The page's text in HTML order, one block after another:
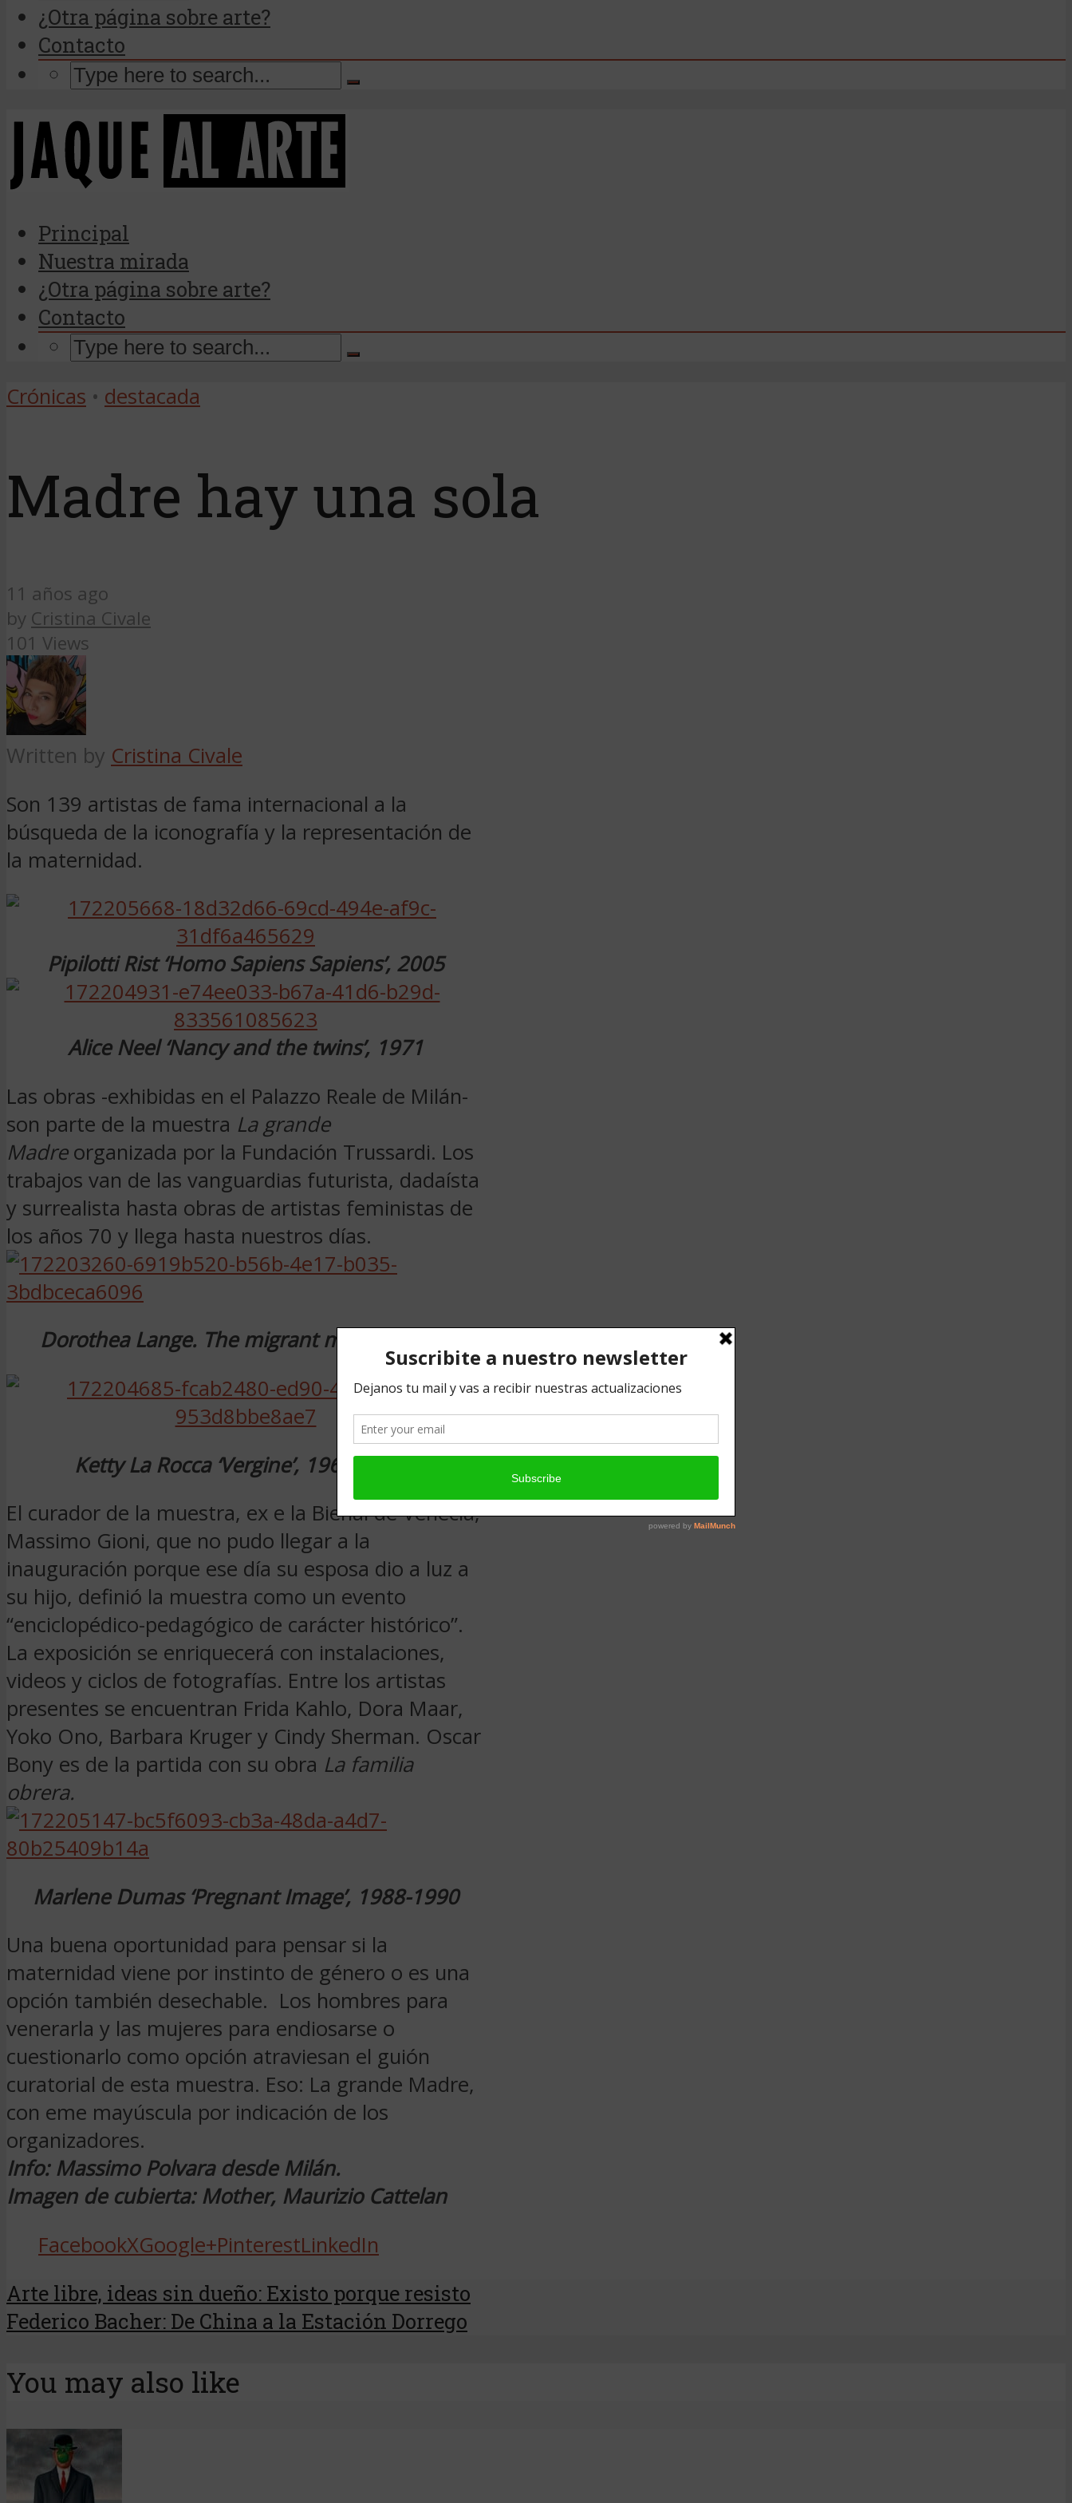
¿Otra página sobre arte?
Contacto
Principal
Nuestra mirada
¿Otra página sobre arte?
Contacto
Crónicas • destacada
Madre hay una sola
11 años ago
by Cristina Civale
101 Views
Written by Cristina Civale
Son 139 artistas de fama internacional a la
búsqueda de la iconografía y la representación de
la maternidad.
Pipilotti Rist ‘Homo Sapiens Sapiens’, 2005
Alice Neel ‘Nancy and the twins’, 1971
Las obras -exhibidas en el Palazzo Reale de Milán-
son parte de la muestra La grande
Madre organizada por la Fundación Trussardi. Los
trabajos van de las vanguardias futurista, dadaísta
y surrealista hasta obras de artistas feministas de
los años 70 y llega hasta nuestros días.
Dorothea Lange. The migrant mother, 1936
Ketty La Rocca ‘Vergine’, 1964-1965.
El curador de la muestra, ex e la Bienal de Venecia,
Massimo Gioni, que no pudo llegar a la
inauguración porque ese día su esposa dio a luz a
su hijo, definió la muestra como un evento
“enciclopédico-pedagógico de carácter histórico”.
La exposición se enriquecerá con instalaciones,
videos y ciclos de fotografías. Entre los artistas
presentes se encuentran Frida Kahlo, Dora Maar,
Yoko Ono, Barbara Kruger y Cindy Sherman. Oscar
Bony es de la partida con su obra La familia
obrera.
Marlene Dumas ‘Pregnant Image’, 1988-1990
Una buena oportunidad para pensar si la
maternidad viene por instinto de género o es una
opción también desechable. Los hombres para
venerarla y las mujeres para endiosarse o
cuestionarlo como opción atraviesan el guión
curatorial de esta muestra. Eso: La grande Madre,
con eme mayúscula por indicación de los
organizadores.
Info: Massimo Polvara desde Milán.
Imagen de cubierta: Mother, Maurizio Cattelan
FacebookXGoogle+PinterestLinkedIn
Arte libre, ideas sin dueño: Existo porque resisto
Federico Bacher: De China a la Estación Dorrego
You may also like